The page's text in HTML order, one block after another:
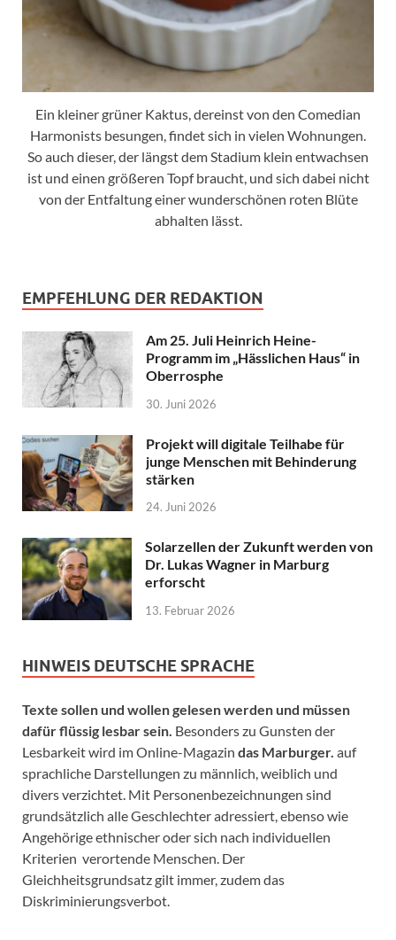
Ein kleiner grüner Kaktus, dereinst von den Comedian
Harmonists besungen, findet sich in vielen Wohnungen.
So auch dieser, der längst dem Stadium klein entwachsen
ist und einen größeren Topf braucht, und sich dabei nicht
von der Entfaltung einer wunderschönen roten Blüte
abhalten lässt.
EMPFEHLUNG DER REDAKTION
Am 25. Juli Heinrich Heine-
Programm im „Hässlichen Haus“ in
Oberrosphe
30. Juni 2026
Projekt will digitale Teilhabe für
junge Menschen mit Behinderung
stärken
24. Juni 2026
Solarzellen der Zukunft werden von
Dr. Lukas Wagner in Marburg
erforscht
13. Februar 2026
HINWEIS DEUTSCHE SPRACHE
Texte sollen und wollen gelesen werden und müssen
dafür flüssig lesbar sein. Besonders zu Gunsten der
Lesbarkeit wird im Online-Magazin das Marburger. auf
sprachliche Darstellungen zu männlich, weiblich und
divers verzichtet. Mit Personenbezeichnungen sind
grundsätzlich alle Geschlechter adressiert, ebenso wie
Angehörige ethnischer oder sich nach individuellen
Kriterien verortende Menschen. Der
Gleichheitsgrundsatz gilt immer, zudem das
Diskriminierungsverbot.